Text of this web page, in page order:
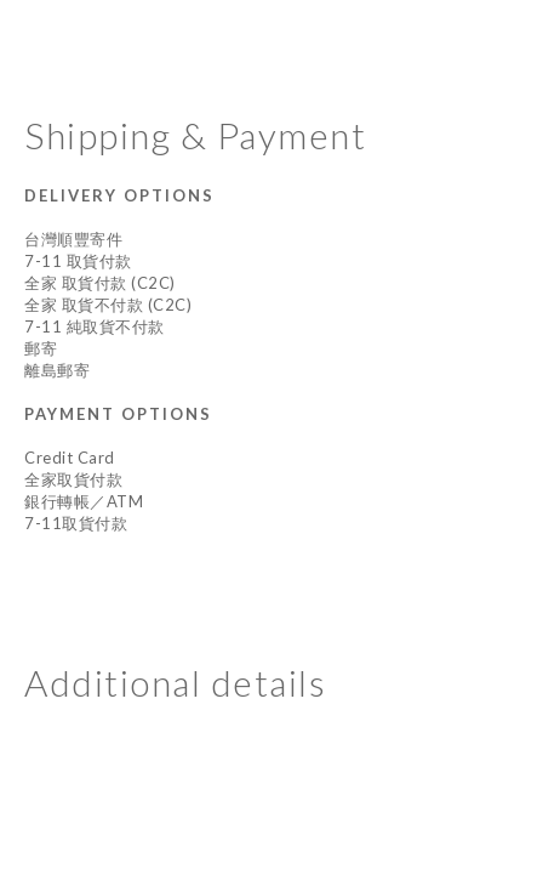
Shipping & Payment
DELIVERY OPTIONS
台灣順豐寄件
7-11 取貨付款
全家 取貨付款 (C2C)
全家 取貨不付款 (C2C)
7-11 純取貨不付款
郵寄
離島郵寄
PAYMENT OPTIONS
Credit Card
全家取貨付款
銀行轉帳／ATM
7-11取貨付款
Additional details